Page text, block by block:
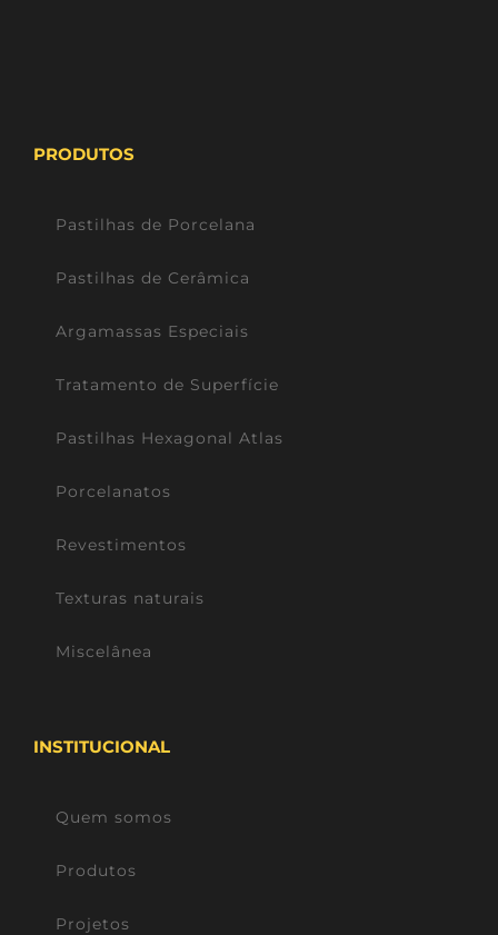
PRODUTOS
Pastilhas de Porcelana
Pastilhas de Cerâmica
Argamassas Especiais
Tratamento de Superfície
Pastilhas Hexagonal Atlas
Porcelanatos
Revestimentos
Texturas naturais
Miscelânea
INSTITUCIONAL
Quem somos
Produtos
Projetos